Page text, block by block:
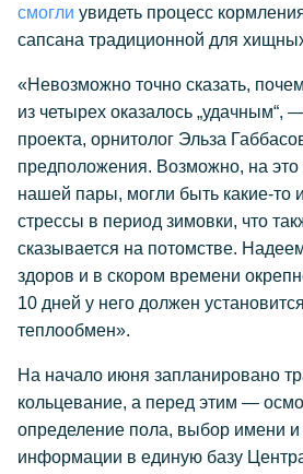
смогли увидеть процесс
сапсана традиционной для
«Невозможно точно сказать,
из четырех оказалось „удачным“,
проекта, орнитолог Эльза
предположения. Возможно, на это
нашей пары, могли быть какие-то
стрессы в период зимовки, что
сказывается на потомстве.
здоров и в скором времени
10 дней у него должен
теплообмен».
На начало июня запланировано
кольцевание, а перед этим —
определение пола, выбор имени и
информации в единую базу